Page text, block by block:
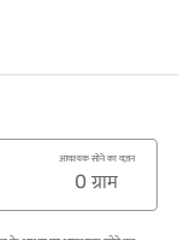
मूल राशि और लंबित
में हमारी गोल्ड
में आपकी मदद
की फ्रिक्वेंसी भी
आवश्यक सोने का वज़न
0 ग्राम